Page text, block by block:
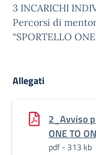
3 INCARICHI
Percorsi di
“SPORTELLO
Allegati
2_Avviso
ONE TO
pdf - 313 kb